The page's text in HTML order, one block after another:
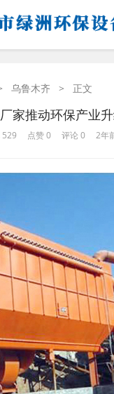
乌鲁木齐 > 正文
家推动环保产业
529 点赞 0 评论 0 2年